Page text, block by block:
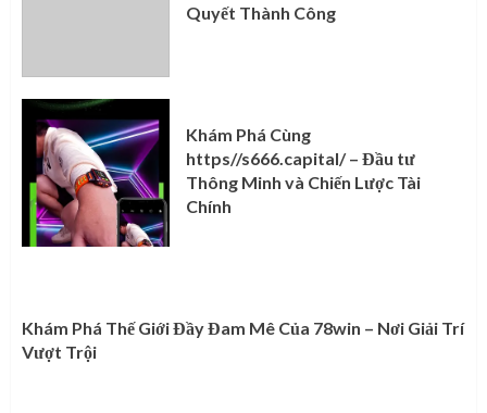
Quyết Thành Công
Khám Phá Cùng
https//s666.capital/ – Đầu tư
Thông Minh và Chiến Lược Tài
Chính
Khám Phá Thế Giới Đầy Đam Mê Của 78win – Nơi Giải Trí
Vượt Trội